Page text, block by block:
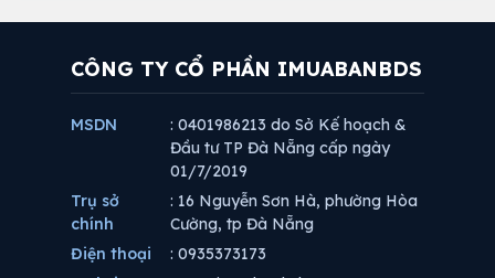
CÔNG TY CỔ PHẦN IMUABANBDS
MSDN
: 0401986213 do Sở Kế hoạch &
Đầu tư TP Đà Nẵng cấp ngày
01/7/2019
Trụ sở
chính
: 16 Nguyễn Sơn Hà, phường Hòa
Cường, tp Đà Nẵng
Điện thoại
: 0935373173